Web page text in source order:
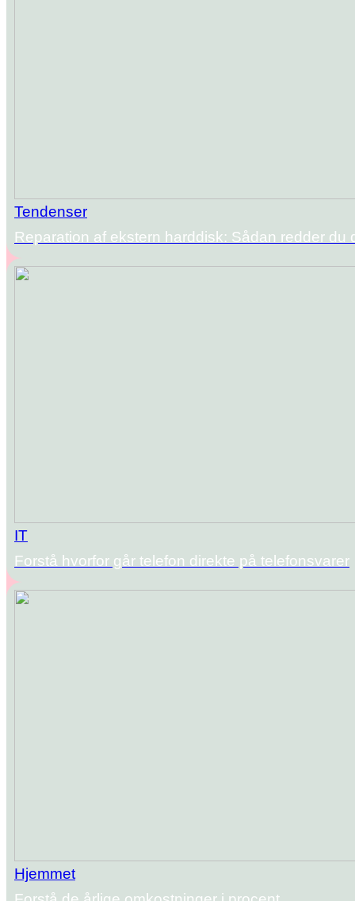
Tendenser
Reparation af ekstern harddisk: Sådan redder du
IT
Forstå hvorfor går telefon direkte på telefonsvarer
Hjemmet